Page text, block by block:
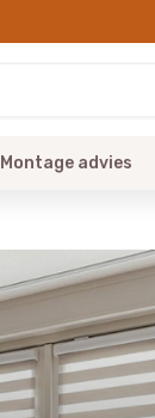
Montage advies